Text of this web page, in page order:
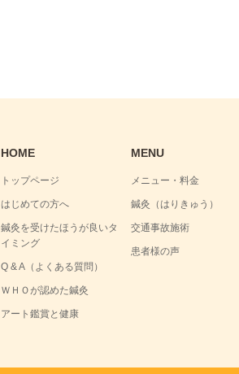
HOME
トップページ
はじめての方へ
鍼灸を受けたほうが良いタ
イミング
Q & A（よくある質問）
ＷＨＯが認めた鍼灸
アート鑑賞と健康
MENU
メニュー・料金
鍼灸（はりきゅう）
交通事故施術
患者様の声